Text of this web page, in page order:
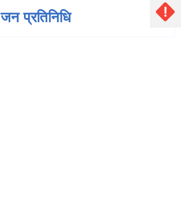
जन प्रतिनिधि